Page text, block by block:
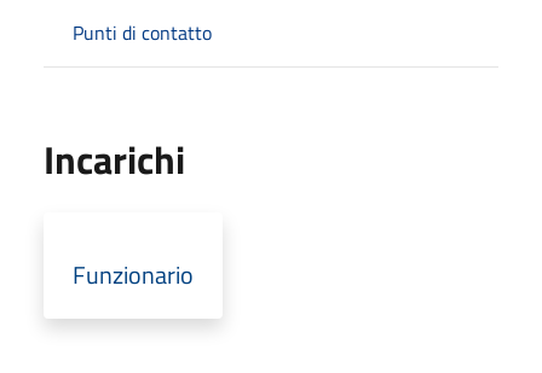
Punti di contatto
Incarichi
Funzionario